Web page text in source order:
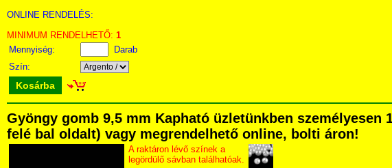
ONLINE RENDELÉS:
MINIMUM RENDELHETŐ: 1
Mennyiség:
Darab
Szín:
Kosárba
Gyöngy gomb 9,5 mm Kapható üzletünkben
felé bal oldalt) vagy megrendelhető online, bolti áron!
A raktáron lévő színek a
legördülő sávban találhatóak.